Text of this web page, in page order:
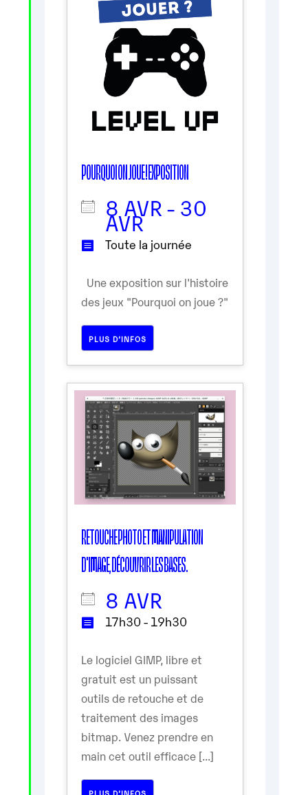
POURQUOI ON JOUE ! EXPOSITION
8 AVR - 30
AVR
Toute la journée
Une exposition sur l'histoire
des jeux "Pourquoi on joue ?"
PLUS D’INFOS
RETOUCHE PHOTO ET MANIPULATION
D'IMAGE, DÉCOUVRIR LES BASES.
8 AVR
17h30 - 19h30
Le logiciel GIMP, libre et
gratuit est un puissant
outils de retouche et de
traitement des images
bitmap. Venez prendre en
main cet outil efficace [...]